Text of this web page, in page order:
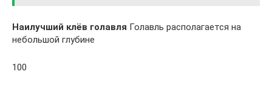
Наилучший клёв голавля Голавль располагается на
небольшой глубине
100